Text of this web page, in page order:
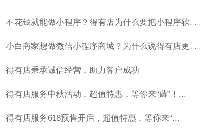
不花钱就能做小程序？得有店为什么要把小程序软...
小白商家想做微信小程序商城？为什么说得有店更...
得有店秉承诚信经营，助力客户成功
得有店服务中秋活动，超值特惠，等你来“薅”！...
得有店服务618预售开启，超值特惠，等你来“...